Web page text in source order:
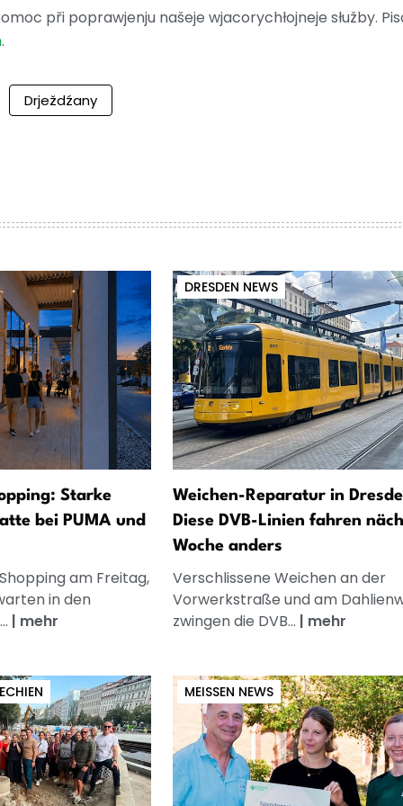
při poprawjenju našeje wjacorychłojneje słužby.
.
Drježdźany
Starke
bei PUMA und
am Freitag,
in den
| mehr
DRESDEN NEWS
Weichen-Reparatur in
Diese DVB-Linien fahren
Woche anders
Verschlissene Weichen an der
Vorwerkstraße und am
zwingen die DVB... | mehr
MEISSEN NEWS